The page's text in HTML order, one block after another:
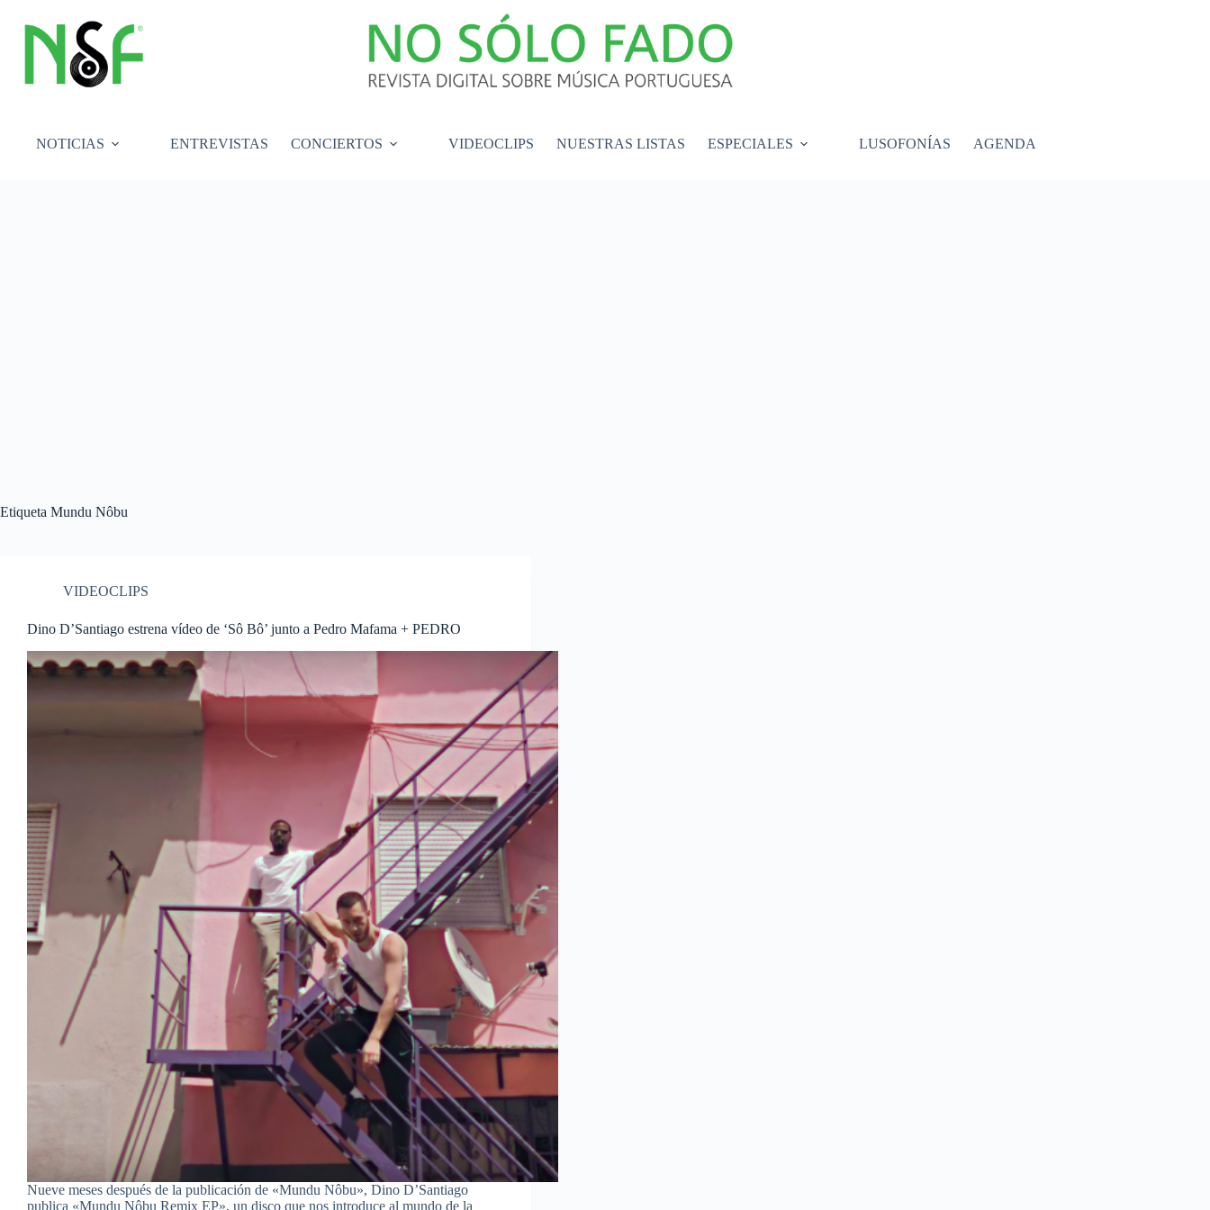
contenido
NOTICIAS ENTREVISTAS CONCIERTOS VIDEOCLIPS NUESTRAS LISTAS ESPECIALES LUSOFONÍAS AGENDA
Etiqueta Mundu Nôbu
VIDEOCLIPS
Dino D’Santiago estrena vídeo de ‘Sô Bô’ junto a Pedro Mafama + PEDRO
Nueve meses después de la publicación de «Mundu Nôbu», Dino D’Santiago
publica «Mundu Nôbu Remix EP», un disco que nos introduce al mundo de la